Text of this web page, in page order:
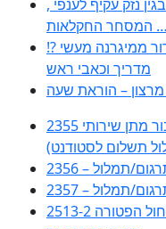
, התעשייה , פיצויי מס רכוש בגין נזק עקיף לענפי
המסחר החקלאות …
!? איך להפרד מהמיגרנה לשחרור ממיגרנה מעשי
מדריך וכאבי ראש
מרצון – הוראת שעה
2355 דרישה לתשלום עבור מתן שירותי
תשלום לסטודנט)
תרגום/תמלול
תרגום/תמלול
2513-2 טופס חדש הצהרה על העברה לחול הפטורה